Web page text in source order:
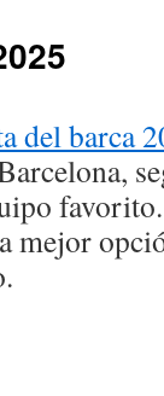
del barca
mejor